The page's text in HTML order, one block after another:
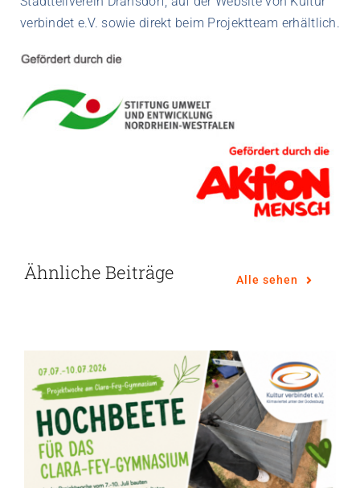
verbindet e.V. sowie direkt beim Projektteam erhältlich.
Ähnliche Beiträge Alle sehen